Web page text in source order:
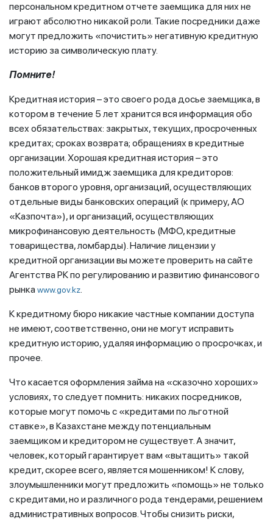
персональном кредитном отчете заемщика для них не
играют абсолютно никакой роли. Такие посредники даже
могут предложить «почистить» негативную кредитную
историю за символическую плату.
Помните!
Кредитная история – это своего рода досье заемщика, в
котором в течение 5 лет хранится вся информация обо
всех обязательствах: закрытых, текущих, просроченных
кредитах; сроках возврата; обращениях в кредитные
организации. Хорошая кредитная история – это
положительный имидж заемщика для кредиторов:
банков второго уровня, организаций, осуществляющих
отдельные виды банковских операций (к примеру, АО
«Казпочта»), и организаций, осуществляющих
микрофинансовую деятельность (МФО, кредитные
товарищества, ломбарды). Наличие лицензии у
кредитной организации вы можете проверить на сайте
Агентства РК по регулированию и развитию финансового
рынка www.gov.kz.
К кредитному бюро никакие частные компании доступа
не имеют, соответственно, они не могут исправить
кредитную историю, удаляя информацию о просрочках, и
прочее.
Что касается оформления займа на «сказочно хороших»
условиях, то следует помнить: никаких посредников,
которые могут помочь с «кредитами по льготной
ставке», в Казахстане между потенциальным
заемщиком и кредитором не существует. А значит,
человек, который гарантирует вам «вытащить» такой
кредит, скорее всего, является мошенником! К слову,
злоумышленники могут предложить «помощь» не только
с кредитами, но и различного рода тендерами, решением
административных вопросов. Чтобы снизить риски,